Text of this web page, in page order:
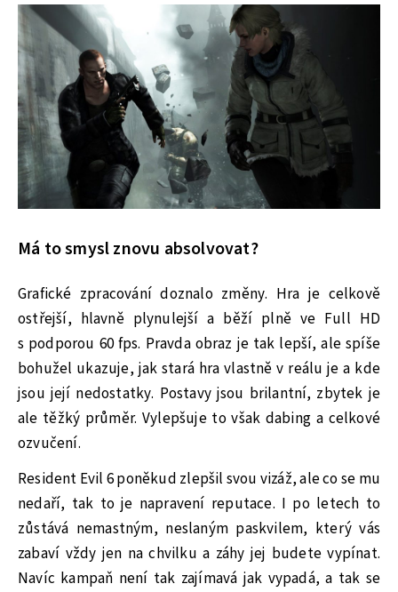
Má to smysl znovu absolvovat?
Grafické zpracování doznalo změny. Hra je celkově
ostřejší, hlavně plynulejší a běží plně ve Full HD
s podporou 60 fps. Pravda obraz je tak lepší, ale spíše
bohužel ukazuje, jak stará hra vlastně v reálu je a kde
jsou její nedostatky. Postavy jsou brilantní, zbytek je
ale těžký průměr. Vylepšuje to však dabing a celkové
ozvučení.
Resident Evil 6 poněkud zlepšil svou vizáž, ale co se mu
nedaří, tak to je napravení reputace. I po letech to
zůstává nemastným, neslaným paskvilem, který vás
zabaví vždy jen na chvilku a záhy jej budete vypínat.
Navíc kampaň není tak zajímavá jak vypadá, a tak se